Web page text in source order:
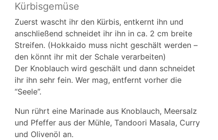
Kürbisgemüse
Zuerst wascht ihr den Kürbis, entkernt ihn und
anschließend schneidet ihr ihn in ca. 2 cm breite
Streifen. (Hokkaido muss nicht geschält werden –
den könnt ihr mit der Schale verarbeiten)
Der Knoblauch wird geschält und dann schneidet
ihr ihn sehr fein. Wer mag, entfernt vorher die
“Seele”.
Nun rührt eine Marinade aus Knoblauch, Meersalz
und Pfeffer aus der Mühle, Tandoori Masala, Curry
und Olivenöl an.